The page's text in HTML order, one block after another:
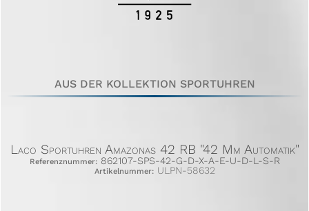
AUS DER KOLLEKTION SPORTUHREN
Laco Sportuhren Amazonas 42 RB "42 Mm Automatik"
Referenznummer: 862107-SPS-42-G-D-X-A-E-U-D-L-S-R
Artikelnummer:ULPN-58632